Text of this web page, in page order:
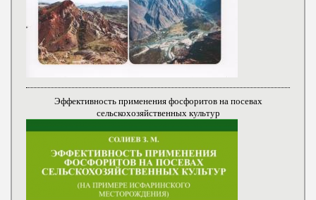
Эффективность применения фосфоритов на посевах
сельскохозяйственных культур